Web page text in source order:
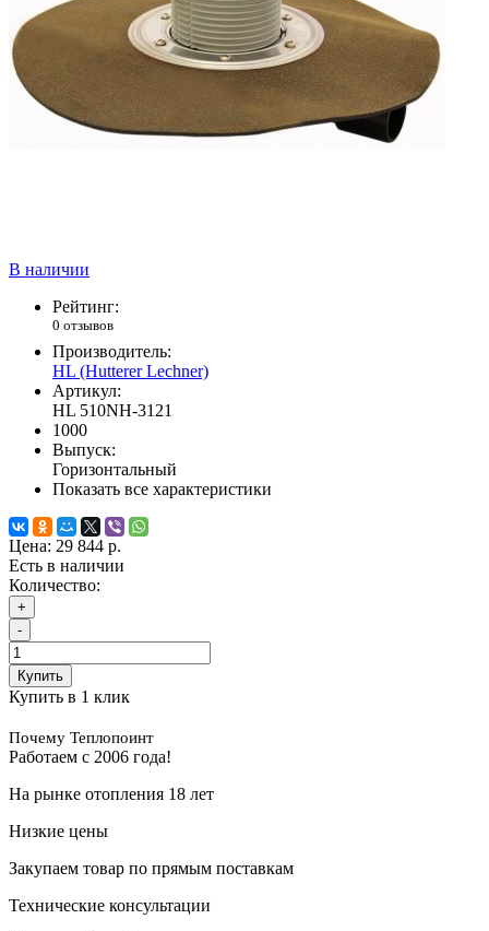
В наличии
Рейтинг:
0 отзывов
Производитель:
HL (Hutterer Lechner)
Артикул:
HL 510NH-3121
1000
Выпуск:
Горизонтальный
Показать все характеристики
Цена: 29 844 р.
Есть в наличии
Количество:
+
-
Купить
Купить в 1 клик
Почему Теплопоинт
Работаем с 2006 года!
На рынке отопления 18 лет
Низкие цены
Закупаем товар по прямым поставкам
Технические консультации